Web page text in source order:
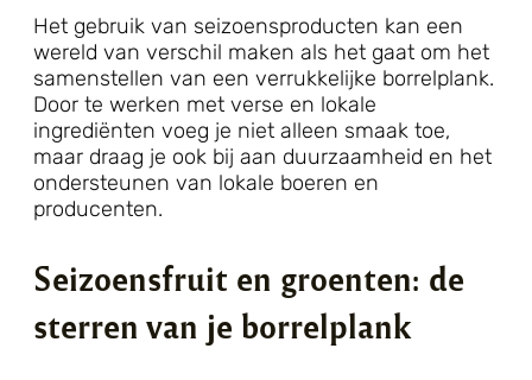
Het gebruik van seizoensproducten kan een
wereld van verschil maken als het gaat om het
samenstellen van een verrukkelijke borrelplank.
Door te werken met verse en lokale
ingrediënten voeg je niet alleen smaak toe,
maar draag je ook bij aan duurzaamheid en het
ondersteunen van lokale boeren en
producenten.
Seizoensfruit en groenten: de
sterren van je borrelplank